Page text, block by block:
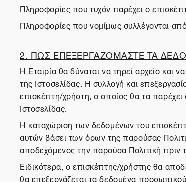
Πληροφορίες που τυχόν παρέχει ο
Πληροφορίες που νομίμως συλλέγονται
2. ΠΩΣ ΕΠΕΞΕΡΓΑΖΟΜΑΣΤΕ ΤΑ
Η Εταιρία θα δύναται να τηρεί αρχείο
της Ιστοσελίδας. Η συλλογή και
επισκέπτη/χρήστη, ο οποίος θα τα
Ιστοσελίδας.
Η καταχώριση των δεδομένων του
αυτών βάσει των όρων της παρούσας
αποδεχόμενος την παρούσα Πολιτική πριν
Ειδικότερα, ο επισκέπτης/χρήστης θα
θα επεξεργάζεται τα δεδομένα